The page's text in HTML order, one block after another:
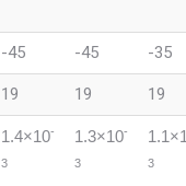
-45 -45 -35
19 19 19
1.4×10-
3
1.3×10-
3 3